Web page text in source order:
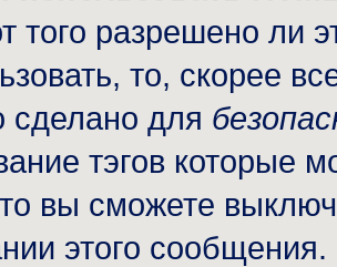
того разрешено ли
то, скорее
сделано для
тэгов которые
вы сможете
этого сообщения.